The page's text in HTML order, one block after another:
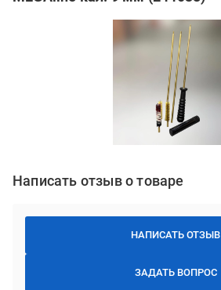
Написать отзыв о товаре
НАПИСАТЬ ОТЗЫВ
ЗАДАТЬ ВОПРОС